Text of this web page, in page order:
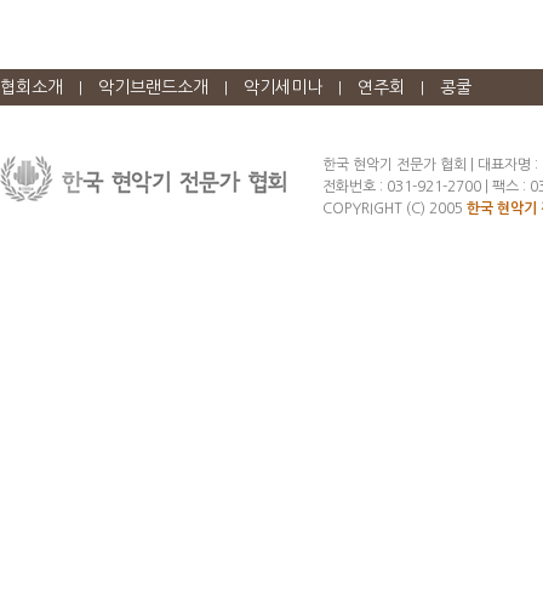
협회소개 악기브랜드소개 악기세미나 연주회 콩쿨
한국 현악기 전문가 협회 | 대표자명
전화번호 : 031-921-2700 | 팩스 :
COPYRIGHT (C) 2005 한국 현악기